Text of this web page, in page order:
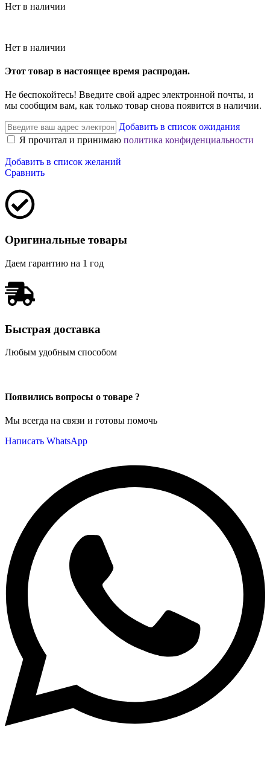
Нет в наличии
Нет в наличии
Этот товар в настоящее время распродан.
Не беспокойтесь! Введите свой адрес электронной почты, и
мы сообщим вам, как только товар снова появится в наличии.
Добавить в список ожидания
Я прочитал и принимаю политика конфиденциальности
Добавить в список желаний
Сравнить
Оригинальные товары
Даем гарантию на 1 год
Быстрая доставка
Любым удобным способом
Появились вопросы о товаре ?
Мы всегда на связи и готовы помочь
Написать WhatsApp